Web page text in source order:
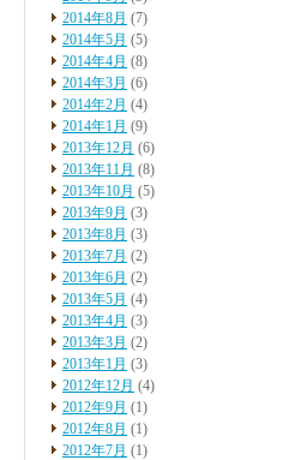
2014年8月 (7)
2014年5月 (5)
2014年4月 (8)
2014年3月 (6)
2014年2月 (4)
2014年1月 (9)
2013年12月 (6)
2013年11月 (8)
2013年10月 (5)
2013年9月 (3)
2013年8月 (3)
2013年7月 (2)
2013年6月 (2)
2013年5月 (4)
2013年4月 (3)
2013年3月 (2)
2013年1月 (3)
2012年12月 (4)
2012年9月 (1)
2012年8月 (1)
2012年7月 (1)